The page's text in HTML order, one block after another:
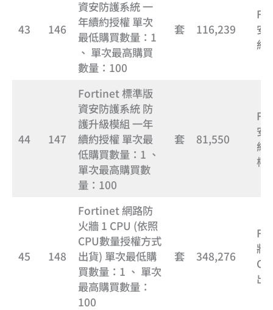
43 146
資安防護系統 一
年續約授權 單次
最低購買數量：1
、 單次最高購買
數量：100
套 116,239
安
約
44 147
Fortinet 標準版
資安防護系統 防
護升級模組 一年
續約授權 單次最
低購買數量：1 、
單次最高購買數
量：100
套 81,550
安
級
權
45 148
Fortinet 網路防
火牆 1 CPU (依照
CPU數量授權方式
出貨) 單次最低購
買數量：1 、 單次
最高購買數量：
100
套 348,276
牆
出